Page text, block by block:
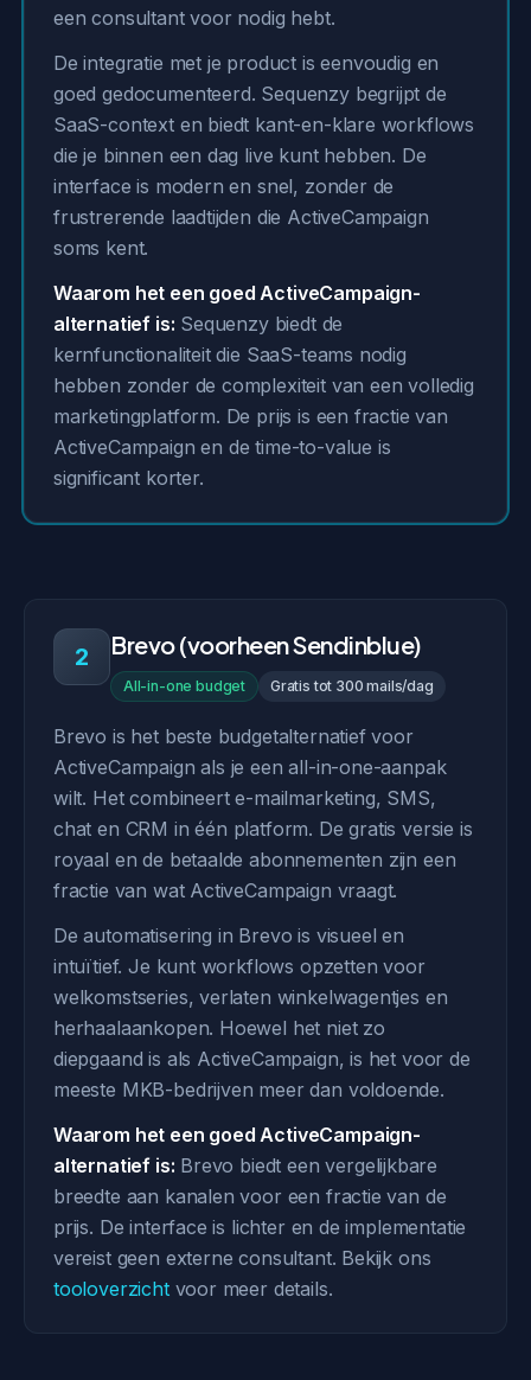
een consultant voor nodig hebt.
De integratie met je product is eenvoudig en
goed gedocumenteerd. Sequenzy begrijpt de
SaaS-context en biedt kant-en-klare workflows
die je binnen een dag live kunt hebben. De
interface is modern en snel, zonder de
frustrerende laadtijden die ActiveCampaign
soms kent.
Waarom het een goed ActiveCampaign-
alternatief is: Sequenzy biedt de
kernfunctionaliteit die SaaS-teams nodig
hebben zonder de complexiteit van een volledig
marketingplatform. De prijs is een fractie van
ActiveCampaign en de time-to-value is
significant korter.
2 Brevo (voorheen Sendinblue)
All-in-one budget Gratis tot 300 mails/dag
Brevo is het beste budgetalternatief voor
ActiveCampaign als je een all-in-one-aanpak
wilt. Het combineert e-mailmarketing, SMS,
chat en CRM in één platform. De gratis versie is
royaal en de betaalde abonnementen zijn een
fractie van wat ActiveCampaign vraagt.
De automatisering in Brevo is visueel en
intuïtief. Je kunt workflows opzetten voor
welkomstseries, verlaten winkelwagentjes en
herhaalaankopen. Hoewel het niet zo
diepgaand is als ActiveCampaign, is het voor de
meeste MKB-bedrijven meer dan voldoende.
Waarom het een goed ActiveCampaign-
alternatief is: Brevo biedt een vergelijkbare
breedte aan kanalen voor een fractie van de
prijs. De interface is lichter en de implementatie
vereist geen externe consultant. Bekijk ons
tooloverzichtvoor meer details.